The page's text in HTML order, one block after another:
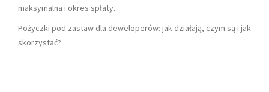
maksymalna i okres spłaty.
Pożyczki pod zastaw dla deweloperów: jak działają, czym są i jak
skorzystać?